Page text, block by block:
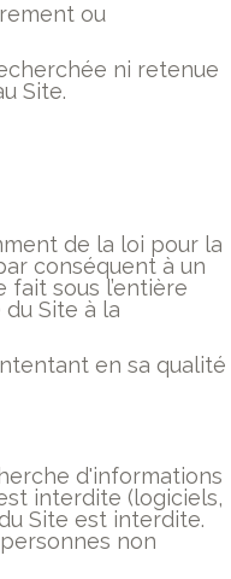
ou
ni retenue
Site.
de la loi pour la
conséquent à un
sous l’entière
Site à la
en sa qualité
d'informations
interdite (logiciels,
Site est interdite.
non